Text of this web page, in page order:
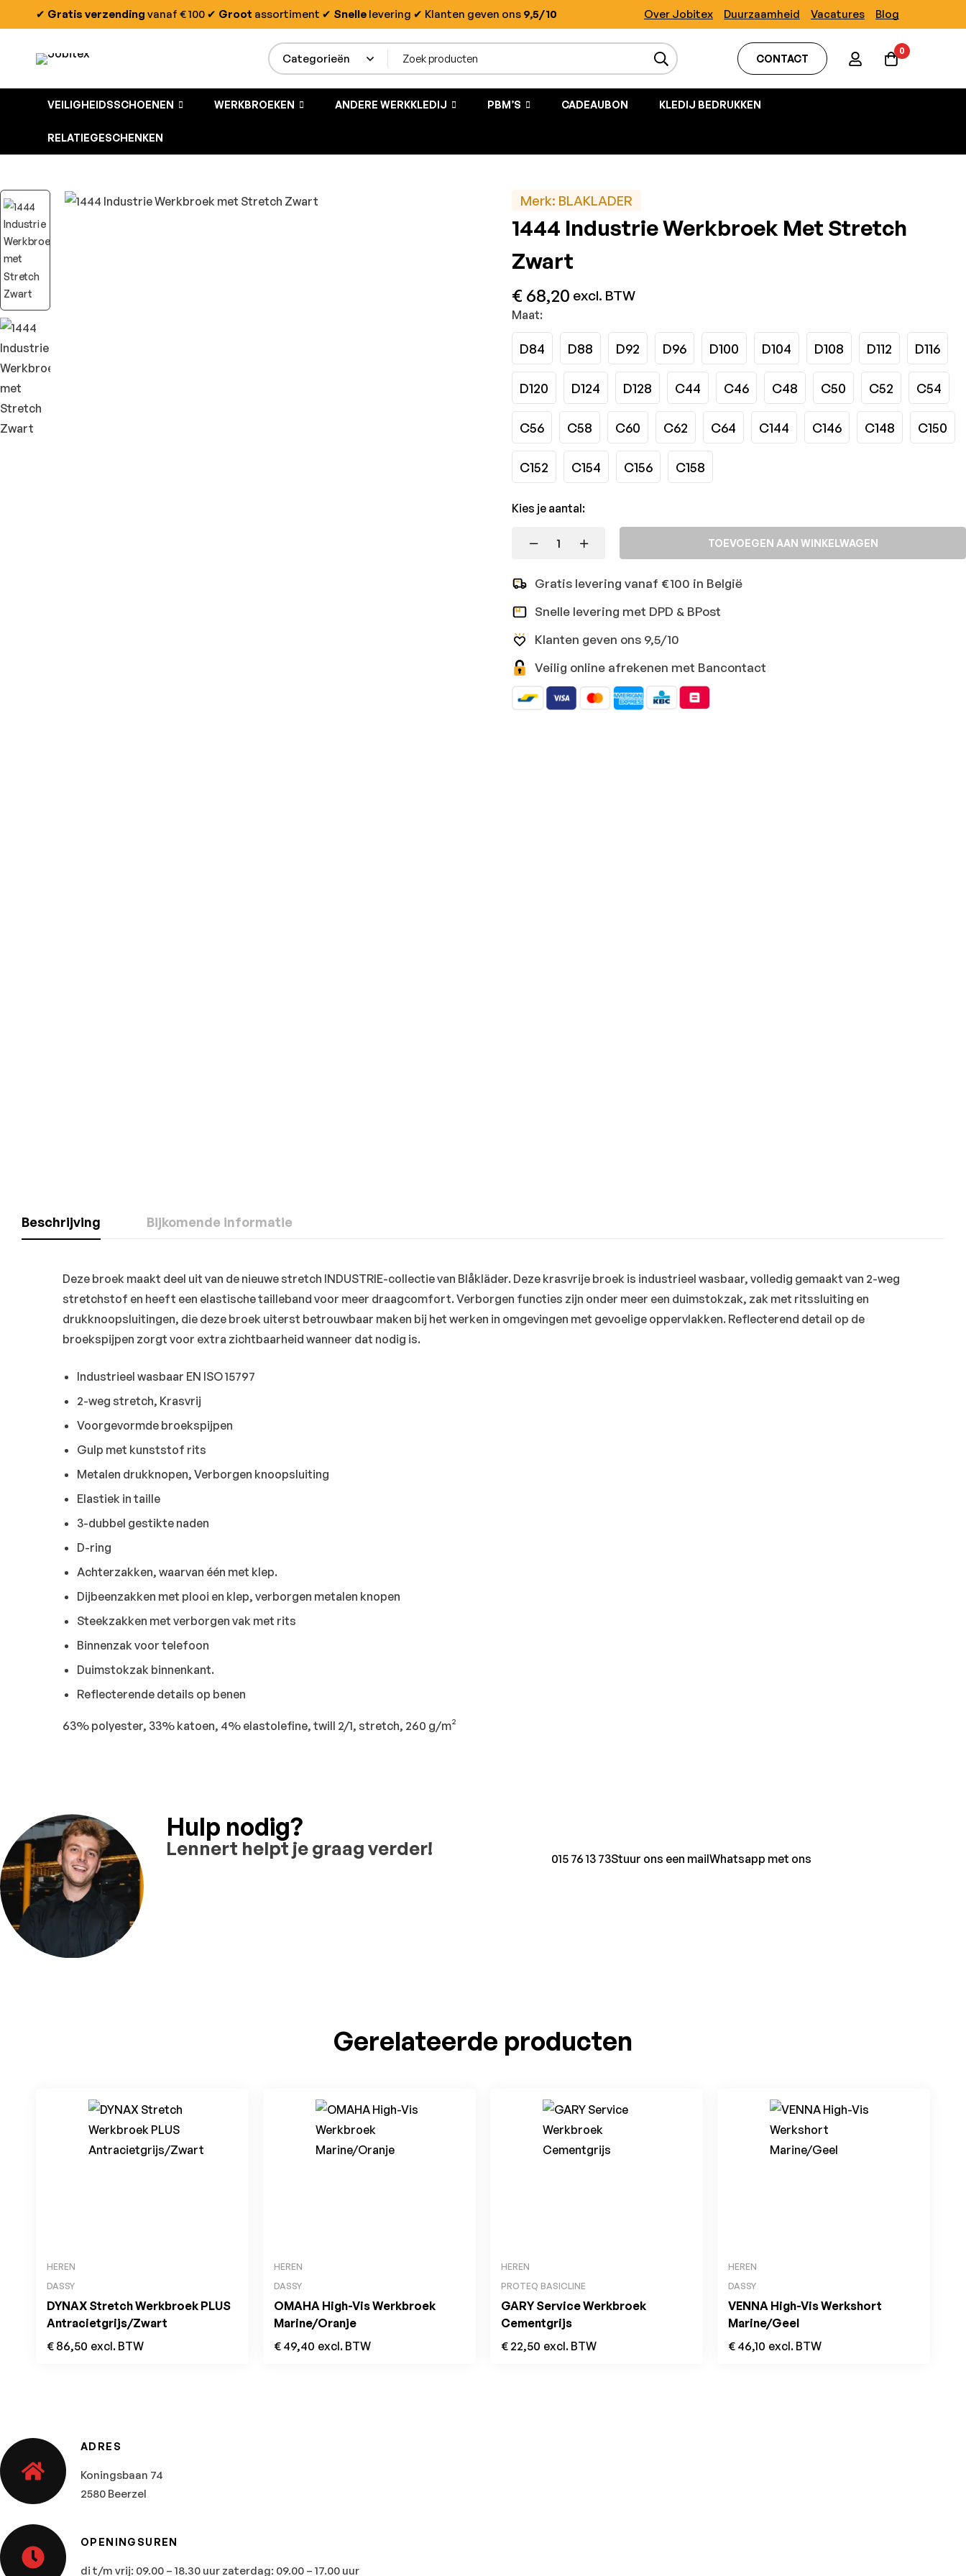
✔ Gratis verzending vanaf € 100 ✔ Groot assortiment ✔ Snelle levering ✔ Klanten geven ons 9,5/10 Over Jobitex Duurzaamheid Vacatures Blog
CONTACT
0
VEILIGHEIDSSCHOENEN WERKBROEKEN ANDERE WERKKLEDIJ PBM’S CADEAUBON KLEDIJ BEDRUKKEN
RELATIEGESCHENKEN
Merk: BLAKLADER
1444 Industrie Werkbroek Met Stretch
Zwart
€ 68,20 excl. BTW
Maat:
D84 D88 D92 D96 D100 D104 D108 D112 D116
D120 D124 D128 C44 C46 C48 C50 C52 C54
C56 C58 C60 C62 C64 C144 C146 C148 C150
C152 C154 C156 C158
Kies je aantal:
TOEVOEGEN AAN WINKELWAGEN
Gratis levering vanaf €100 in België
Snelle levering met DPD & BPost
Klanten geven ons 9,5/10
Veilig online afrekenen met Bancontact
Beschrijving Bijkomende informatie
Deze broek maakt deel uit van de nieuwe stretch INDUSTRIE-collectie van Blåkläder. Deze krasvrije broek is industrieel wasbaar, volledig gemaakt van 2-weg
stretchstof en heeft een elastische tailleband voor meer draagcomfort. Verborgen functies zijn onder meer een duimstokzak, zak met ritssluiting en
drukknoopsluitingen, die deze broek uiterst betrouwbaar maken bij het werken in omgevingen met gevoelige oppervlakken. Reflecterend detail op de
broekspijpen zorgt voor extra zichtbaarheid wanneer dat nodig is.
Industrieel wasbaar EN ISO 15797
2-weg stretch, Krasvrij
Voorgevormde broekspijpen
Gulp met kunststof rits
Metalen drukknopen, Verborgen knoopsluiting
Elastiek in taille
3-dubbel gestikte naden
D-ring
Achterzakken, waarvan één met klep.
Dijbeenzakken met plooi en klep, verborgen metalen knopen
Steekzakken met verborgen vak met rits
Binnenzak voor telefoon
Duimstokzak binnenkant.
Reflecterende details op benen
63% polyester, 33% katoen, 4% elastolefine, twill 2/1, stretch, 260 g/m²
Hulp nodig?
Lennert helpt je graag verder! 015 76 13 73Stuur ons een mailWhatsapp met ons
Gerelateerde producten
HEREN
DASSY
DYNAX Stretch Werkbroek PLUS
Antracietgrijs/Zwart
€ 86,50 excl. BTW
HEREN
DASSY
OMAHA High-Vis Werkbroek
Marine/Oranje
€ 49,40 excl. BTW
HEREN
PROTEQ BASICLINE
GARY Service Werkbroek
Cementgrijs
€ 22,50 excl. BTW
HEREN
DASSY
VENNA High-Vis Werkshort
Marine/Geel
€ 46,10 excl. BTW
ADRES
Koningsbaan 74
2580 Beerzel
OPENINGSUREN
di t/m vrij: 09.00 – 18.30 uur zaterdag: 09.00 – 17.00 uur